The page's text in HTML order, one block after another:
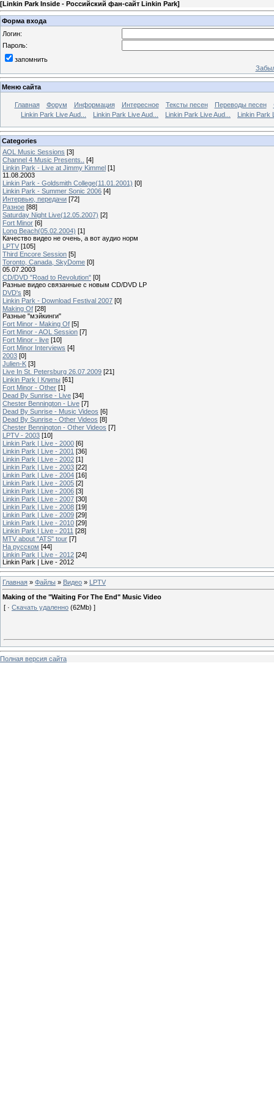
[Linkin Park Inside - Российский фан-сайт Linkin Park]
Форма входа
Логин:
Пароль:
запомнить
Меню сайта
Главная Форум Информация Интересное Тексты песен Переводы песен
Linkin Park Live Aud...
Linkin Park Live Aud... Linkin Park Live Aud... Linkin Park
Categories
AOL Music Sessions [3]
Channel 4 Music Presents..
[4]
Linkin Park - Live at Jimmy Kimmel [1]
11.08.2003
Linkin Park - Goldsmith College(11.01.2001) [0]
Linkin Park - Summer Sonic 2006 [4]
Интервью, передачи [72]
Разное [88]
Saturday Night Live(12.05.2007) [2]
Fort Minor [6]
Long Beach(05.02.2004) [1]
Качество видео не очень, а вот аудио норм
LPTV [105]
Third Encore Session [5]
Toronto, Canada, SkyDome [0]
05.07.2003
CD/DVD "Road to Revolution" [0]
Разные видео связанные с новым CD/DVD LP
DVD's [8]
Linkin Park - Download Festival 2007 [0]
Making Of [28]
Разные "мэйкинги"
Fort Minor - Making Of [5]
Fort Minor - AOL Session [7]
Fort Minor - live [10]
Fort Minor Interviews [4]
2003 [0]
Julien-K [3]
Live In St. Petersburg 26.07.2009 [21]
Linkin Park | Клипы [61]
Fort Minor - Other [1]
Dead By Sunrise - Live [34]
Chester Bennington - Live [7]
Dead By Sunrise - Music Videos [6]
Dead By Sunrise - Other Videos [8]
Chester Bennington - Other Videos [7]
LPTV - 2003 [10]
Linkin Park | Live - 2000 [6]
Linkin Park | Live - 2001 [36]
Linkin Park | Live - 2002 [1]
Linkin Park | Live - 2003 [22]
Linkin Park | Live - 2004 [16]
Linkin Park | Live - 2005 [2]
Linkin Park | Live - 2006 [3]
Linkin Park | Live - 2007 [30]
Linkin Park | Live - 2008 [19]
Linkin Park | Live - 2009 [29]
Linkin Park | Live - 2010 [29]
Linkin Park | Live - 2011 [28]
MTV about "ATS" tour [7]
На русском [44]
Linkin Park | Live - 2012 [24]
Linkin Park | Live - 2012
Главная » Файлы » Видео » LPTV
Making of the "Waiting For The End" Music Video
[ · Скачать удаленно (62Mb) ]
Полная версия сайта